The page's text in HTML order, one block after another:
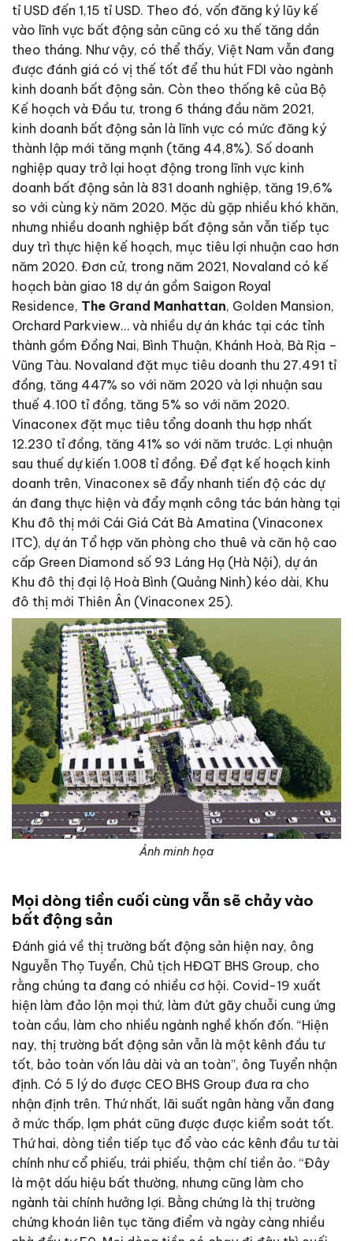
tỉ USD đến 1,15 tỉ USD. Theo đó, vốn đăng ký lũy kế
vào lĩnh vực bất động sản cũng có xu thế tăng dần
theo tháng. Như vậy, có thể thấy, Việt Nam vẫn đang
được đánh giá có vị thế tốt để thu hút FDI vào ngành
kinh doanh bất động sản. Còn theo thống kê của Bộ
Kế hoạch và Đầu tư, trong 6 tháng đầu năm 2021,
kinh doanh bất động sản là lĩnh vực có mức đăng ký
thành lập mới tăng mạnh (tăng 44,8%). Số doanh
nghiệp quay trở lại hoạt động trong lĩnh vực kinh
doanh bất động sản là 831 doanh nghiệp, tăng 19,6%
so với cùng kỳ năm 2020. Mặc dù gặp nhiều khó khăn,
nhưng nhiều doanh nghiệp bất động sản vẫn tiếp tục
duy trì thực hiện kế hoạch, mục tiêu lợi nhuận cao hơn
năm 2020. Đơn cử, trong năm 2021, Novaland có kế
hoạch bàn giao 18 dự án gồm Saigon Royal
Residence, The Grand Manhattan, Golden Mansion,
Orchard Parkview… và nhiều dự án khác tại các tỉnh
thành gồm Đồng Nai, Bình Thuận, Khánh Hoà, Bà Rịa –
Vũng Tàu. Novaland đặt mục tiêu doanh thu 27.491 tỉ
đồng, tăng 447% so với năm 2020 và lợi nhuận sau
thuế 4.100 tỉ đồng, tăng 5% so với năm 2020.
Vinaconex đặt mục tiêu tổng doanh thu hợp nhất
12.230 tỉ đồng, tăng 41% so với năm trước. Lợi nhuận
sau thuế dự kiến 1.008 tỉ đồng. Để đạt kế hoạch kinh
doanh trên, Vinaconex sẽ đẩy nhanh tiến độ các dự
án đang thực hiện và đẩy mạnh công tác bán hàng tại
Khu đô thị mới Cái Giá Cát Bà Amatina (Vinaconex
ITC), dự án Tổ hợp văn phòng cho thuê và căn hộ cao
cấp Green Diamond số 93 Láng Hạ (Hà Nội), dự án
Khu đô thị đại lộ Hoà Bình (Quảng Ninh) kéo dài, Khu
đô thị mới Thiên Ân (Vinaconex 25).
Ảnh minh họa
Mọi dòng tiền cuối cùng vẫn sẽ chảy vào
bất động sản
Đánh giá về thị trường bất động sản hiện nay, ông
Nguyễn Thọ Tuyển, Chủ tịch HĐQT BHS Group, cho
rằng chúng ta đang có nhiều cơ hội. Covid-19 xuất
hiện làm đảo lộn mọi thứ, làm đứt gãy chuỗi cung ứng
toàn cầu, làm cho nhiều ngành nghề khốn đốn. “Hiện
nay, thị trường bất động sản vẫn là một kênh đầu tư
tốt, bảo toàn vốn lâu dài và an toàn”, ông Tuyển nhận
định. Có 5 lý do được CEO BHS Group đưa ra cho
nhận định trên. Thứ nhất, lãi suất ngân hàng vẫn đang
ở mức thấp, lạm phát cũng được được kiểm soát tốt.
Thứ hai, dòng tiền tiếp tục đổ vào các kênh đầu tư tài
chính như cổ phiếu, trái phiếu, thậm chí tiền ảo. “Đây
là một dấu hiệu bất thường, nhưng cũng làm cho
ngành tài chính hưởng lợi. Bằng chứng là thị trường
chứng khoán liên tục tăng điểm và ngày càng nhiều